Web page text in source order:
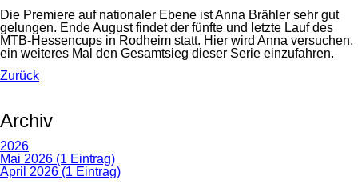
Die Premiere auf nationaler Ebene ist Anna Brähler sehr gut
gelungen. Ende August findet der fünfte und letzte Lauf des
MTB-Hessencups in Rodheim statt. Hier wird Anna versuchen,
ein weiteres Mal den Gesamtsieg dieser Serie einzufahren.
Zurück
Archiv
2026
Mai 2026 (1 Eintrag)
April 2026 (1 Eintrag)